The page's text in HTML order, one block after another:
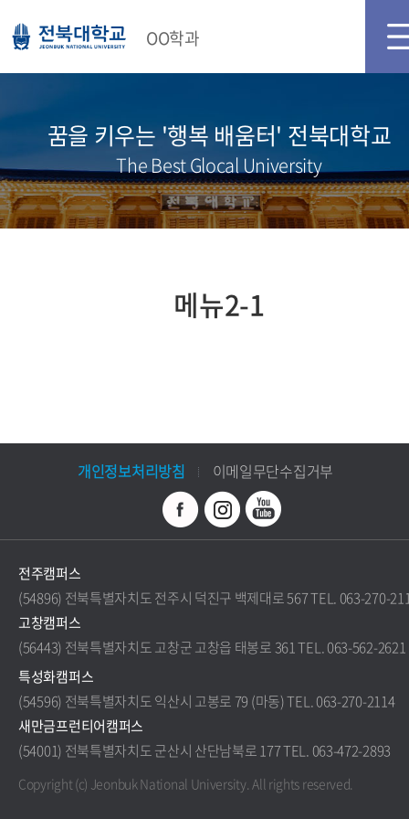
OO학과
꿈을 키우는 '행복 배움터' 전북대학교
The Best Glocal University
메뉴2-1
개인정보처리방침 이메일무단수집거부
전주캠퍼스
(54896) 전북특별자치도 전주시 덕진구 백제대로 567 TEL. 063-270-
고창캠퍼스
(56443) 전북특별자치도 고창군 고창읍 태봉로 361 TEL. 063-562-2621
특성화캠퍼스
(54596) 전북특별자치도 익산시 고봉로 79 (마동) TEL. 063-270-2114
새만금프런티어캠퍼스
(54001) 전북특별자치도 군산시 산단남북로 177 TEL. 063-472-2893
Copyright (c) Jeonbuk National University.All rights reserved.